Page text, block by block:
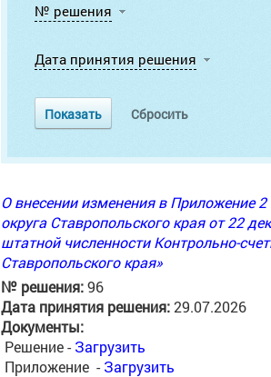
№ решения
Дата принятия решения
О внесении изменения в Приложение
округа Ставропольского края от 22
штатной численности Контрольно-
Ставропольского края»
№ решения:96
Дата принятия решения:29.07.2026
Документы:
Решение - Загрузить
Приложение - Загрузить